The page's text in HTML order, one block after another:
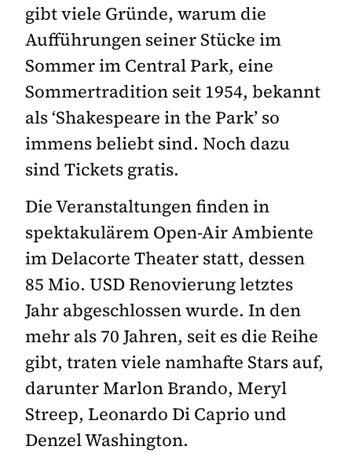
gibt viele Gründe, warum die
Aufführungen seiner Stücke im
Sommer im Central Park, eine
Sommertradition seit 1954, bekannt
als ‘Shakespeare in the Park’ so
immens beliebt sind. Noch dazu
sind Tickets gratis.
Die Veranstaltungen finden in
spektakulärem Open-Air Ambiente
im Delacorte Theater statt, dessen
85 Mio. USD Renovierung letztes
Jahr abgeschlossen wurde. In den
mehr als 70 Jahren, seit es die Reihe
gibt, traten viele namhafte Stars auf,
darunter Marlon Brando, Meryl
Streep, Leonardo Di Caprio und
Denzel Washington.